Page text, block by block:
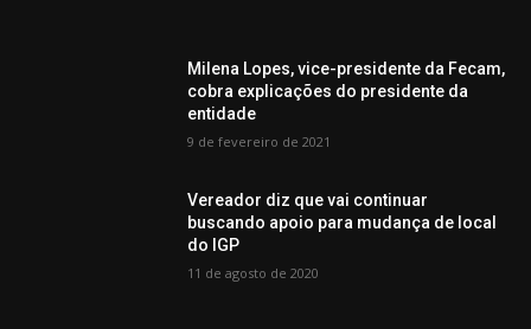
Milena Lopes, vice-presidente da Fecam,
cobra explicações do presidente da
entidade
9 de fevereiro de 2021
Vereador diz que vai continuar
buscando apoio para mudança de local
do IGP
11 de agosto de 2020